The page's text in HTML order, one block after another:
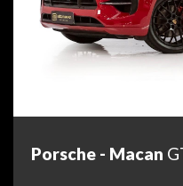
Porsche - Macan